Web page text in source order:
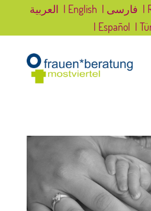
العربية | English | فارسی |
| Español |